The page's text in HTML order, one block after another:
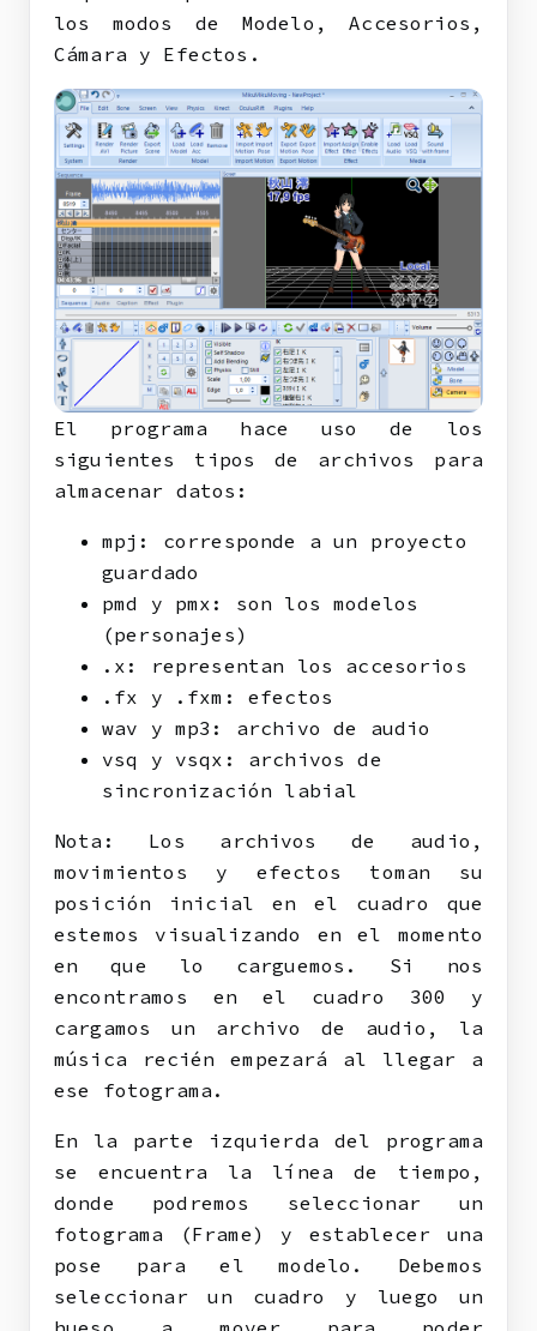
los modos de Modelo, Accesorios,
Cámara y Efectos.
El programa hace uso de los
siguientes tipos de archivos para
almacenar datos:
mpj: corresponde a un proyecto
guardado
pmd y pmx: son los modelos
(personajes)
.x: representan los accesorios
.fx y .fxm: efectos
wav y mp3: archivo de audio
vsq y vsqx: archivos de
sincronización labial
Nota: Los archivos de audio,
movimientos y efectos toman su
posición inicial en el cuadro que
estemos visualizando en el momento
en que lo carguemos. Si nos
encontramos en el cuadro 300 y
cargamos un archivo de audio, la
música recién empezará al llegar a
ese fotograma.
En la parte izquierda del programa
se encuentra la línea de tiempo,
donde podremos seleccionar un
fotograma (Frame) y establecer una
pose para el modelo. Debemos
seleccionar un cuadro y luego un